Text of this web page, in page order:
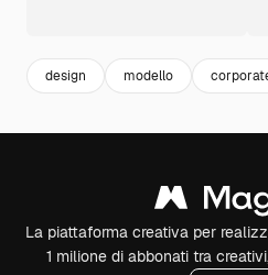
design modello
La piattaforma creativa per
1 milione di abbonati tra